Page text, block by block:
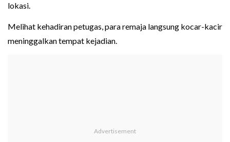
lokasi.
Melihat kehadiran petugas, para remaja langsung kocar-kacir
meninggalkan tempat kejadian.